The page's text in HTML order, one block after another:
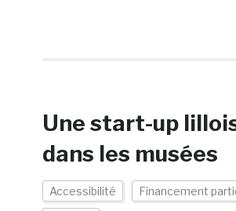
Une start-up
dans les musées
Accessibilité Financement